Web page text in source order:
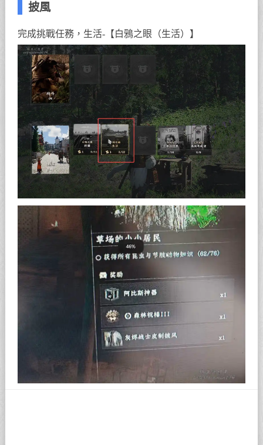
披風
完成挑戰任務，生活-【白鴉之眼（生活）】